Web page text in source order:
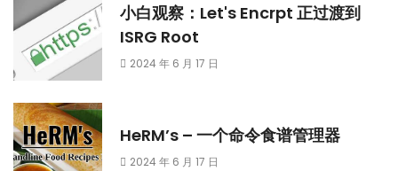
小白观察：Let's Encrpt 正过渡到
ISRG Root
2024 年 6 月 17 日
HeRM’s – 一个命令食谱管理器
2024 年 6 月 17 日